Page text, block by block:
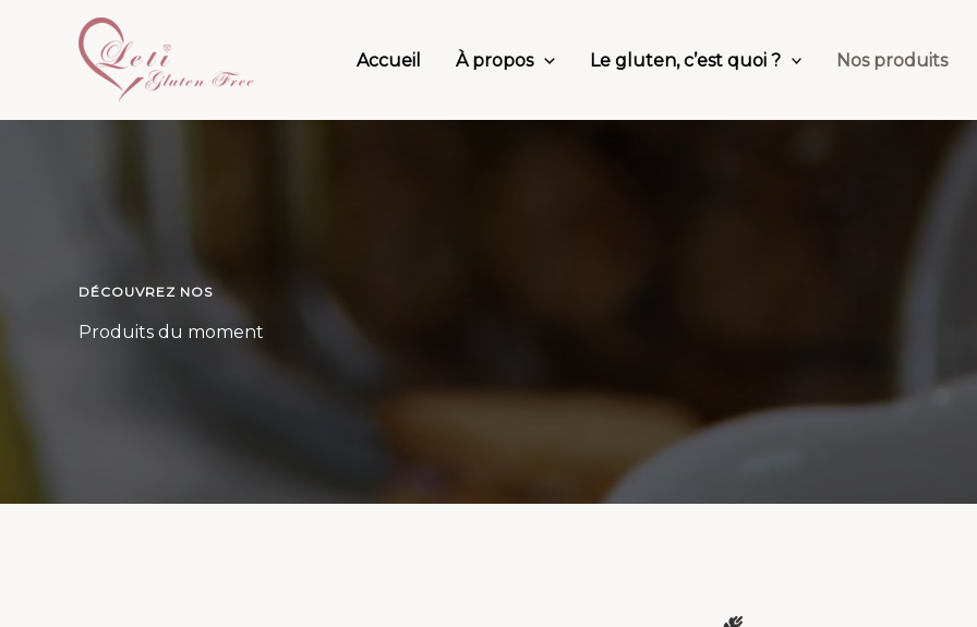
Accueil À propos Le gluten, c’est quoi ? Nos produits
DÉCOUVREZ NOS
Produits du moment